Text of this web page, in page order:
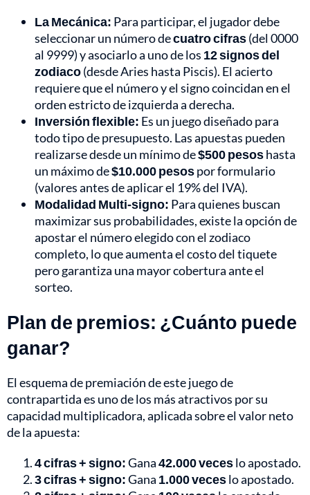
La Mecánica: Para participar, el jugador debe
seleccionar un número decuatro cifras(del 0000
al 9999) y asociarlo a uno de los 12 signos del
zodiaco(desde Aries hasta Piscis). El acierto
requiere que el número y el signo coincidan en el
orden estricto de izquierda a derecha.
Inversión flexible: Es un juego diseñado para
todo tipo de presupuesto. Las apuestas pueden
realizarse desde un mínimo de$500 pesoshasta
un máximo de$10.000 pesospor formulario
(valores antes de aplicar el 19% del IVA).
Modalidad Multi-signo: Para quienes buscan
maximizar sus probabilidades, existe la opción de
apostar el número elegido con el zodiaco
completo, lo que aumenta el costo del tiquete
pero garantiza una mayor cobertura ante el
sorteo.
Plan de premios: ¿Cuánto puede
ganar?
El esquema de premiación de este juego de
contrapartida es uno de los más atractivos por su
capacidad multiplicadora, aplicada sobre el valor neto
de la apuesta:
4 cifras + signo:Gana42.000 veceslo apostado.
3 cifras + signo:Gana 1.000 veceslo apostado.